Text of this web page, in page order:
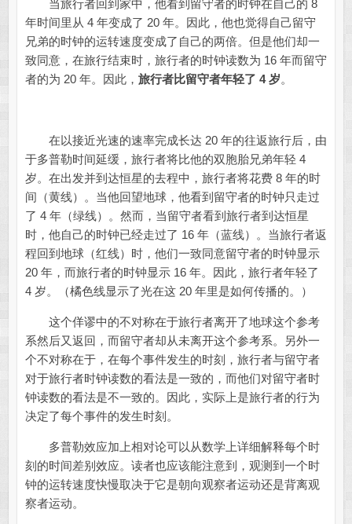
当旅行者回到家中，他看到留守者的时钟在自己的 8
年时间里从 4 年变成了 20 年。因此，他也觉得自己留守
兄弟的时钟的运转速度变成了自己的两倍。但是他们却一
致同意，在旅行结束时，旅行者的时钟读数为 16 年而留守
者的为 20 年。因此， 旅行者比留守者年轻了 4 岁。
在以接近光速的速率完成长达 20 年的往返旅行后，由
于多普勒时间延缓，旅行者将比他的双胞胎兄弟年轻 4
岁。在出发并到达恒星的去程中，旅行者将花费 8 年的时
间（黄线）。当他回望地球，他看到留守者的时钟只走过
了 4 年（绿线）。然而，当留守者看到旅行者到达恒星
时，他自己的时钟已经走过了 16 年（蓝线）。当旅行者返
程回到地球（红线）时，他们一致同意留守者的时钟显示
20 年，而旅行者的时钟显示 16 年。因此，旅行者年轻了
4 岁。（橘色线显示了光在这 20 年里是如何传播的。）
这个佯谬中的不对称在于旅行者离开了地球这个参考
系然后又返回，而留守者却从未离开这个参考系。另外一
个不对称在于，在每个事件发生的时刻，旅行者与留守者
对于旅行者时钟读数的看法是一致的，而他们对留守者时
钟读数的看法是不一致的。因此，实际上是旅行者的行为
决定了每个事件的发生时刻。
多普勒效应加上相对论可以从数学上详细解释每个时
刻的时间差别效应。读者也应该能注意到，观测到一个时
钟的运转速度快慢取决于它是朝向观察者运动还是背离观
察者运动。